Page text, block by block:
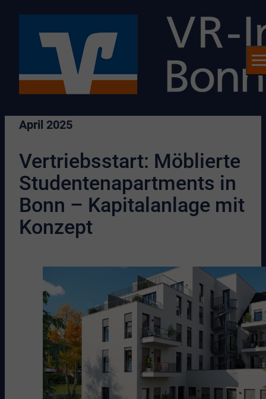
April 2025
Vertriebsstart: Möblierte
Studentenapartments in
Bonn – Kapitalanlage mit
Konzept